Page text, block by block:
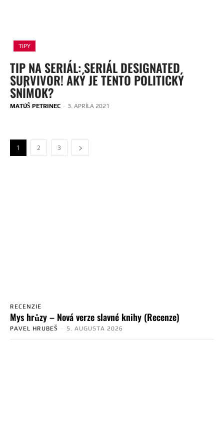
TIPY
TIP NA SERIÁL: SERIÁL DESIGNATED
SURVIVOR! AKÝ JE TENTO POLITICKÝ
SNÍMOK?
MATÚŠ PETRINEC - 3. APRÍLA 2021
1 2 3
RECENZIE
Mys hrůzy – Nová verze slavné knihy (Recenze)
PAVEL HRUBEŠ - 5. AUGUSTA 2026